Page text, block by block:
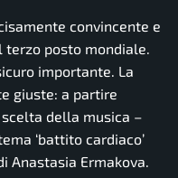
convincente e
terzo posto mondiale.
importante. La
giuste: a partire
scelta della musica –
‘battito cardiaco’
Anastasia Ermakova.